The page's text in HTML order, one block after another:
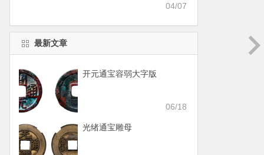
04/07
最新文章
开元通宝容弱大字版
06/18
光绪通宝雕母